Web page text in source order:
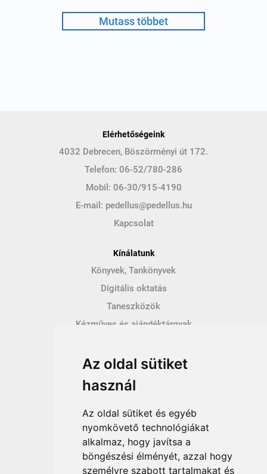
Az oldal sütiket
használ
Az oldal sütiket és egyéb
nyomkövető technológiákat
alkalmaz, hogy javítsa a
böngészési élményét, azzal hogy
személyre szabott tartalmakat és
fejlesztésére érdekes tartalmú olvasmányok
szolgálnak. A Szöveggyűjteményt
tájékoztatást nyújtunk a nyelvvizsgák
követelményeiről. A feladatok megoldását külön
fejezetekben közöljük, valamint a romani
szövegek fordítását is.
A könyv a Nemzeti Kulturális Alap
támogatásával készült.
Engedélyszám: TKV/51-9/2017
Mutass többet
Elérhetőségeink
4032 Debrecen, Böszörményi út 172.
Telefon: 06-52/780-286
Mobil: 06-30/915-4190
E-mail: pedellus@pedellus.hu
Kapcsolat
Kínálatunk
Könyvek, Tankönyvek
Digitális oktatás
Taneszközök
Kézműves és ajándéktárgyak
Így vásárolhatsz
Vásárlás menete
Vásárlási feltételek
Fizetési feltételek
Szállítási feltételek
Adatvédelem